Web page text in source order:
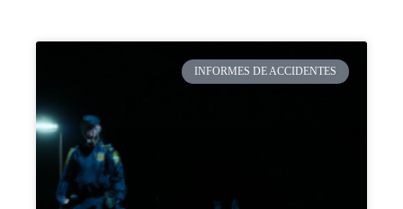
INFORMES DE ACCIDENTES